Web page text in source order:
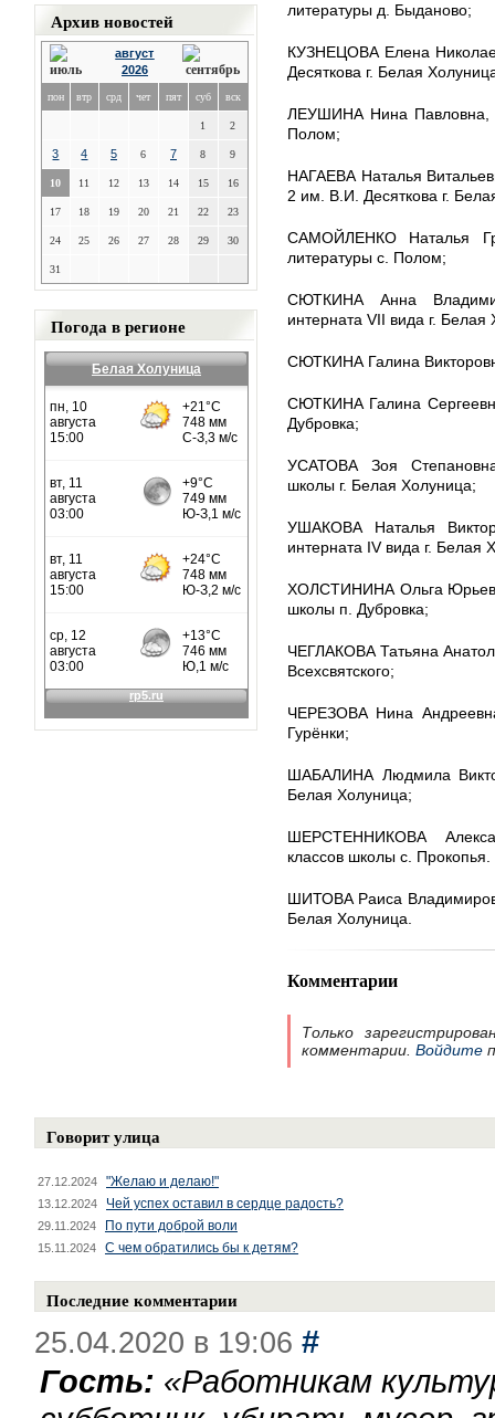
Архив новостей
август
2026
пон втр срд чет пят суб вск
1 2
3 4 5 6 7 8 9
10 11 12 13 14 15 16
17 18 19 20 21 22 23
24 25 26 27 28 29 30
31
Погода в регионе
Белая Холуница
литературы д. Быданово;
КУЗНЕЦОВА Елена
Десяткова г. Белая
ЛЕУШИНА Нина Павловна,
Полом;
НАГАЕВА Наталья
2 им. В.И. Десяткова г.
САМОЙЛЕНКО Наталья
литературы с. Полом;
СЮТКИНА Анна
интерната VII вида г. Белая
СЮТКИНА Галина
СЮТКИНА Галина
Дубровка;
УСАТОВА Зоя
школы г. Белая Холуница;
УШАКОВА Наталья
интерната IV вида г. Белая
ХОЛСТИНИНА Ольга
школы п. Дубровка;
ЧЕГЛАКОВА Татьяна
Всехсвятского;
ЧЕРЕЗОВА Нина
Гурёнки;
ШАБАЛИНА Людмила
Белая Холуница;
ШЕРСТЕННИКОВА
классов школы с. Прокопья.
ШИТОВА Раиса
Белая Холуница.
Комментарии
Только
комментарии. Войдите
Говорит улица
27.12.2024 "Желаю и делаю!"
13.12.2024 Чей успех оставил в сердце радость?
29.11.2024 По пути доброй воли
15.11.2024 С чем обратились бы к детям?
Последние комментарии
25.04.2020 в 19:06 #
Гость: «Работникам